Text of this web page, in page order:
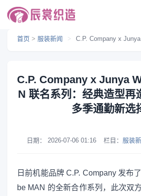
首页 > 服装新闻 > C.P. Company x Junya Watanabe MAN 联名系列：
C.P. Company x Junya
N 联名系列：经典造型再
多季通勤新选
日期： 2026-07-06 01:16 栏目： 服装
日前机能品牌 C.P. Company 发布
be MAN 的全新合作系列，此次双